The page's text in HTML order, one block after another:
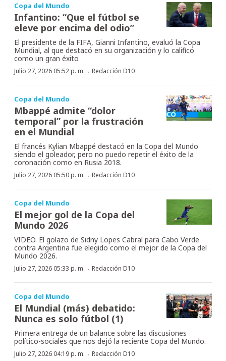
Copa del Mundo
Infantino: “Que el fútbol se
eleve por encima del odio”
El presidente de la FIFA, Gianni Infantino, evaluó la Copa
Mundial, al que destacó en su organización y lo calificó
como un gran éxito
Julio 27, 2026 05:52 p. m. · Redacción D10
Copa del Mundo
Mbappé admite “dolor
temporal” por la frustración
en el Mundial
El francés Kylian Mbappé destacó en la Copa del Mundo
siendo el goleador, pero no puedo repetir el éxito de la
coronación como en Rusia 2018.
Julio 27, 2026 05:50 p. m. · Redacción D10
Copa del Mundo
El mejor gol de la Copa del
Mundo 2026
VIDEO. El golazo de Sidny Lopes Cabral para Cabo Verde
contra Argentina fue elegido como el mejor de la Copa del
Mundo 2026.
Julio 27, 2026 05:33 p. m. · Redacción D10
Copa del Mundo
El Mundial (más) debatido:
Nunca es solo fútbol (1)
Primera entrega de un balance sobre las discusiones
político-sociales que nos dejó la reciente Copa del Mundo.
Julio 27, 2026 04:19 p. m. · Redacción D10